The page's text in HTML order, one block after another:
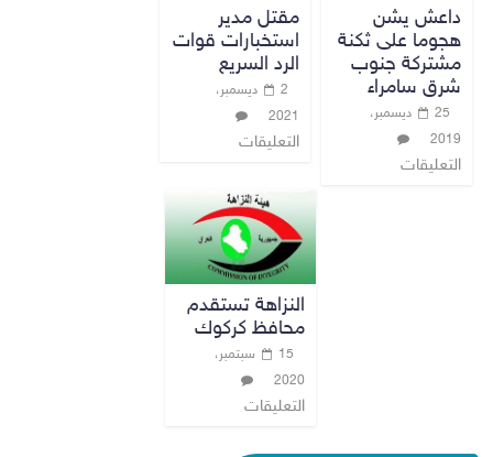
داعش يشن
هجوما على ثكنة
مشتركة جنوب
شرق سامراء
25 ديسمبر،
2019
التعليقات
مقتل مدير
استخبارات قوات
الرد السريع
2 ديسمبر،
2021
التعليقات
النزاهة تستقدم
محافظ كركوك
15 سبتمبر،
2020
التعليقات